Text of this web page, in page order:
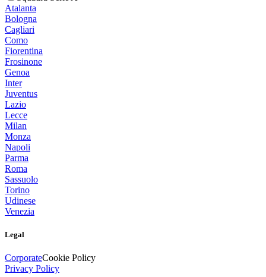
Atalanta
Bologna
Cagliari
Como
Fiorentina
Frosinone
Genoa
Inter
Juventus
Lazio
Lecce
Milan
Monza
Napoli
Parma
Roma
Sassuolo
Torino
Udinese
Venezia
Legal
CorporateCookie Policy
Privacy Policy